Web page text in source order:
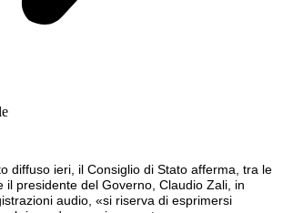
diffuso ieri, il Consiglio di Stato afferma, tra le
il presidente del Governo, Claudio Zali, in
audio, «si riserva di esprimersi